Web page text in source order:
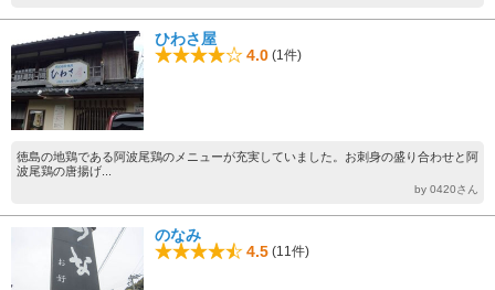
ひわさ屋
4.0 (1件)
徳島の地鶏である阿波尾鶏のメニューが充実していました。お刺身の盛り合わせと阿
波尾鶏の唐揚げ...
by 0420さん
のなみ
4.5 (11件)